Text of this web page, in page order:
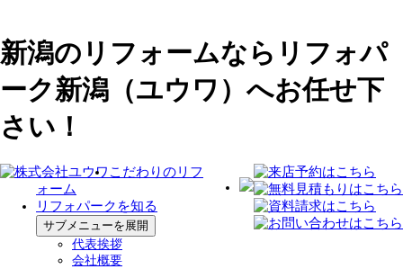
新潟のリフォームならリフォパ
ーク新潟（ユウワ）へお任せ下
さい！
こだわりのリフ
ォーム
リフォパークを知る
サブメニューを展開
代表挨拶
会社概要